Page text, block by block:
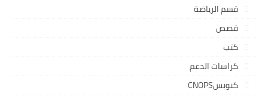
قسم الرياضة
قصص
كتب
كراسات الدعم
كنوبسCNOPS